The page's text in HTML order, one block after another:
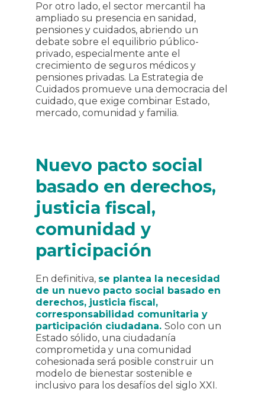
Por otro lado, el sector mercantil ha
ampliado su presencia en sanidad,
pensiones y cuidados, abriendo un
debate sobre el equilibrio público-
privado, especialmente ante el
crecimiento de seguros médicos y
pensiones privadas. La Estrategia de
Cuidados promueve una democracia del
cuidado, que exige combinar Estado,
mercado, comunidad y familia.
Nuevo pacto social
basado en derechos,
justicia fiscal,
comunidad y
participación
En definitiva, se plantea la necesidad
de un nuevo pacto social basado en
derechos, justicia fiscal,
corresponsabilidad comunitaria y
participación ciudadana. Solo con un
Estado sólido, una ciudadanía
comprometida y una comunidad
cohesionada será posible construir un
modelo de bienestar sostenible e
inclusivo para los desafíos del siglo XXI.